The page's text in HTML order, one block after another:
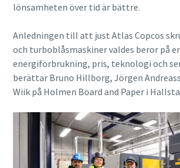
lönsamheten över tid är bättre.
Anledningen till att just Atlas Copcos
och turboblåsmaskiner valdes beror på
energiförbrukning, pris, teknologi och
berättar Bruno Hillborg, Jörgen
Wiik på Holmen Board and Paper i